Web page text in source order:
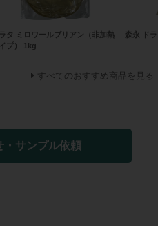
タ ミロワールブリアン（非加熱
プ） 1kg
森永 ド
すべてのおすすめ商品を見る
・サンプル依頼